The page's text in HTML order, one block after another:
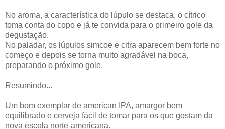
No aroma, a característica do lúpulo se destaca, o cítrico
toma conta do copo e já te convida para o primeiro gole da
degustação.
No paladar, os lúpulos simcoe e citra aparecem bem forte no
começo e depois se torna muito agradável na boca,
preparando o próximo gole.
Resumindo...
Um bom exemplar de american IPA, amargor bem
equilibrado e cerveja fácil de tomar para os que gostam da
nova escola norte-americana.